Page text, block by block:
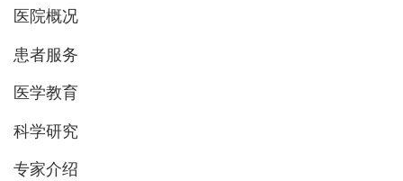
医院概况
患者服务
医学教育
科学研究
专家介绍